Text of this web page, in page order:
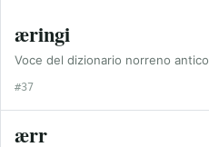
æringi
Voce del dizionario norreno antico
#37
ærr